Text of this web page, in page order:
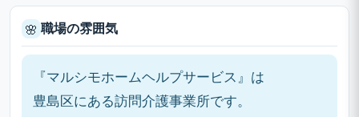
🌸 職場の雰囲気
『マルシモホームヘルプサービス』は
豊島区にある訪問介護事業所です。